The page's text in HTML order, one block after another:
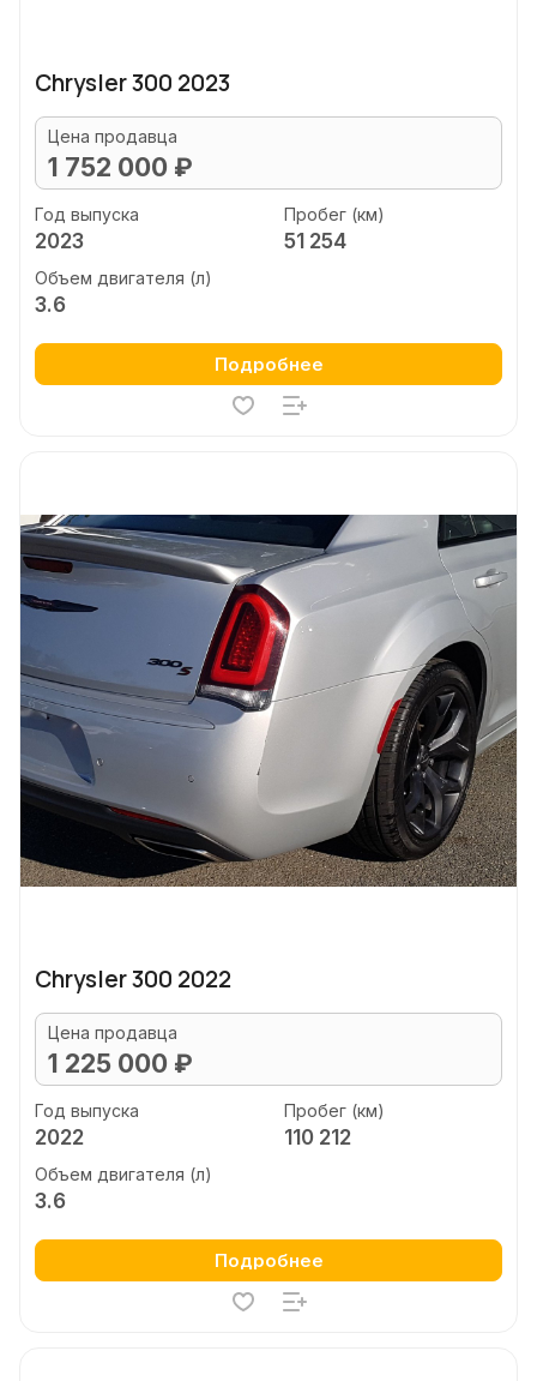
Chrysler 300 2023
Цена продавца
1 752 000 ₽
Год выпуска
2023
Пробег (км)
51 254
Объем двигателя (л)
3.6
Подробнее
Chrysler 300 2022
Цена продавца
1 225 000 ₽
Год выпуска
2022
Пробег (км)
110 212
Объем двигателя (л)
3.6
Подробнее